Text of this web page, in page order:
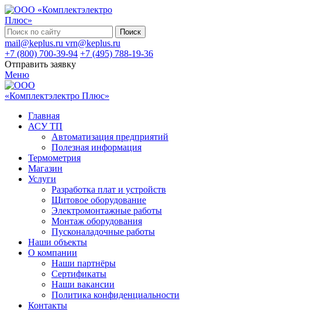
Поиск
mail@keplus.ru vrn@keplus.ru
+7 (800) 700-39-94 +7 (495) 788-19-36
Отправить заявку
Меню
Главная
АСУ ТП
Автоматизация предприятий
Полезная информация
Термометрия
Магазин
Услуги
Разработка плат и устройств
Щитовое оборудование
Электромонтажные работы
Монтаж оборудования
Пусконаладочные работы
Наши объекты
О компании
Наши партнёры
Сертификаты
Наши вакансии
Политика конфиденциальности
Контакты